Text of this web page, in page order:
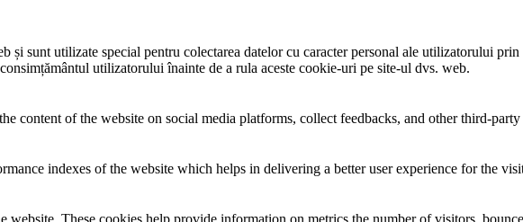
și sunt utilizate special pentru colectarea datelor cu caracter personal ale utilizatorului
utilizatorului înainte de a rula aceste cookie-uri pe site-ul dvs. web.
content of the website on social media platforms, collect feedbacks, and other third-party
indexes of the website which helps in delivering a better user experience for the
These cookies help provide information on metrics the number of visitors,